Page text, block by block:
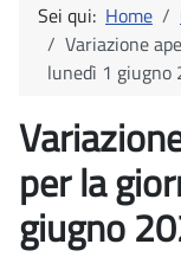
Sei qui: Home
Variazione
lunedì 1 giugno
per la
giugno